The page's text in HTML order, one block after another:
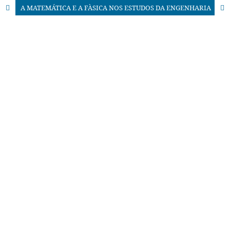
A MATEMÁTICA E A FÀSICA NOS ESTUDOS DA ENGENHARIA